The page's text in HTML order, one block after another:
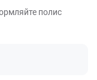
полис